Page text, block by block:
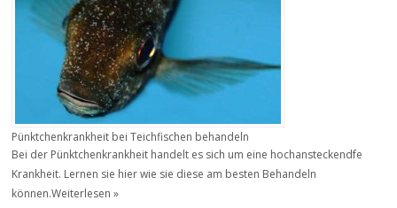
Pünktchenkrankheit bei Teichfischen behandeln
Bei der Pünktchenkrankheit handelt es sich um eine hochansteckendfe
Krankheit. Lernen sie hier wie sie diese am besten Behandeln
können.Weiterlesen »